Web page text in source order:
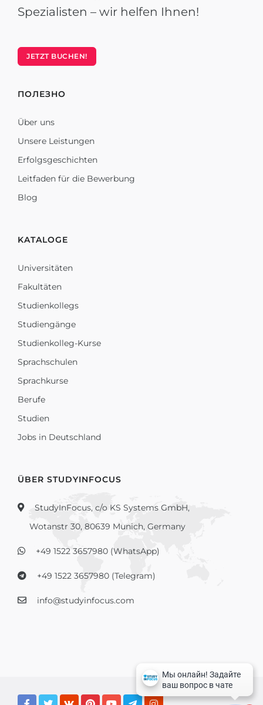
Spezialisten – wir helfen Ihnen!
JETZT BUCHEN!
ПОЛЕЗНО
Über uns
Unsere Leistungen
Erfolgsgeschichten
Leitfaden für die Bewerbung
Blog
KATALOGE
Universitäten
Fakultäten
Studienkollegs
Studiengänge
Studienkolleg-Kurse
Sprachschulen
Sprachkurse
Berufe
Studien
Jobs in Deutschland
ÜBER STUDYINFOCUS
StudyInFocus, c/o KS Systems GmbH,
Wotanstr 30, 80639 Munich, Germany
+49 1522 3657980 (WhatsApp)
+49 1522 3657980 (Telegram)
info@studyinfocus.com